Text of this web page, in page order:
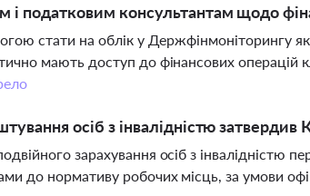
і податковим консультантам щодо
стати на облік у Держфінмоніторингу
мають доступ до фінансових операцій
осіб з інвалідністю затвердив
зарахування осіб з інвалідністю
до нормативу робочих місць, за умови